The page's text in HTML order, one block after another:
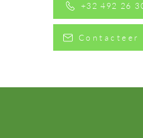
+32 492 26
Contacteer